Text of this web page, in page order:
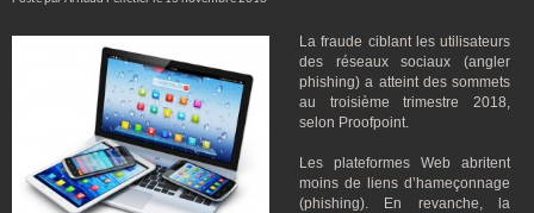
La fraude ciblant les utilisateurs
des réseaux sociaux (angler
phishing) a atteint des sommets
au troisième trimestre 2018,
selon Proofpoint.
Les plateformes Web abritent
moins de liens d’hameçonnage
(phishing). En revanche, la